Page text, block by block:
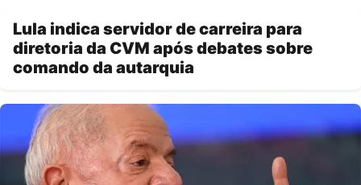
Lula indica servidor de carreira para
diretoria da CVM após debates sobre
comando da autarquia